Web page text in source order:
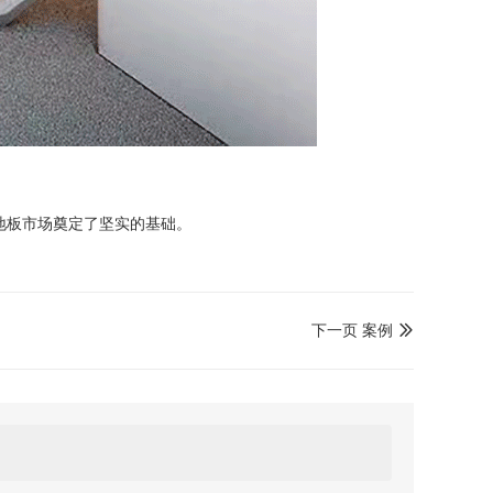
市场奠定了坚实的基础。

下一页 案例